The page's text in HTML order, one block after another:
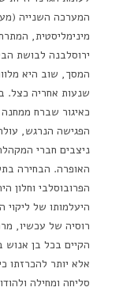
המערכה השנייה
מינימליסטית,
ירוסלבנה לבושת
המסך, שוב היא
שנעות אחריה כצל.
כאיגור שברח ממחנה
הפגישה הנרגש,
ניצבים חברי
האופרה. הבחירה
הפרובוסלבי וחלון
היעלמותו של
רוסיה של עכשיו,
הקיים בכל בן
אלא יותר להכרזתו
סליחה ומחילה